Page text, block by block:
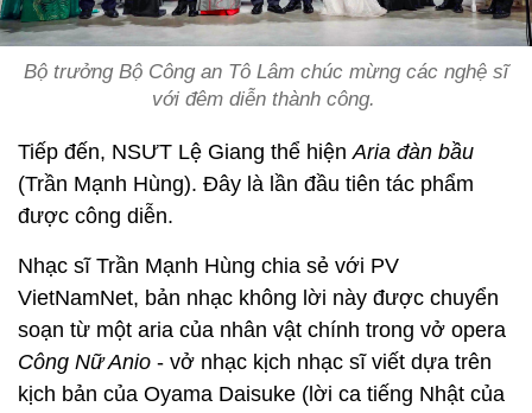
Bộ trưởng Bộ Công an Tô Lâm chúc mừng các nghệ sĩ
với đêm diễn thành công.
Tiếp đến, NSƯT Lệ Giang thể hiệnAria đàn bầu
(Trần Mạnh Hùng). Đây là lần đầu tiên tác phẩm
được công diễn.
Nhạc sĩ Trần Mạnh Hùng chia sẻ với PV
VietNamNet, bản nhạc không lời này được chuyển
soạn từ một aria của nhân vật chính trong vở opera
Công Nữ Anio - vở nhạc kịch nhạc sĩ viết dựa trên
kịch bản của Oyama Daisuke (lời ca tiếng Nhật của